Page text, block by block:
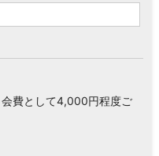
費として4,000円程度ご